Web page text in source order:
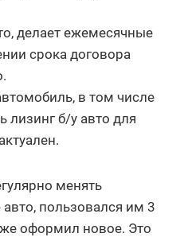
делает ежемесячные
срока договора
в том числе
лизинг б/у авто для
менять
пользовался им 3
же оформил новое. Это